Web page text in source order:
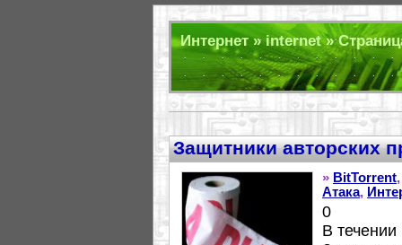
Интернет » internet »
Защитники авторских
» BitTorrent
Атака,
0
В